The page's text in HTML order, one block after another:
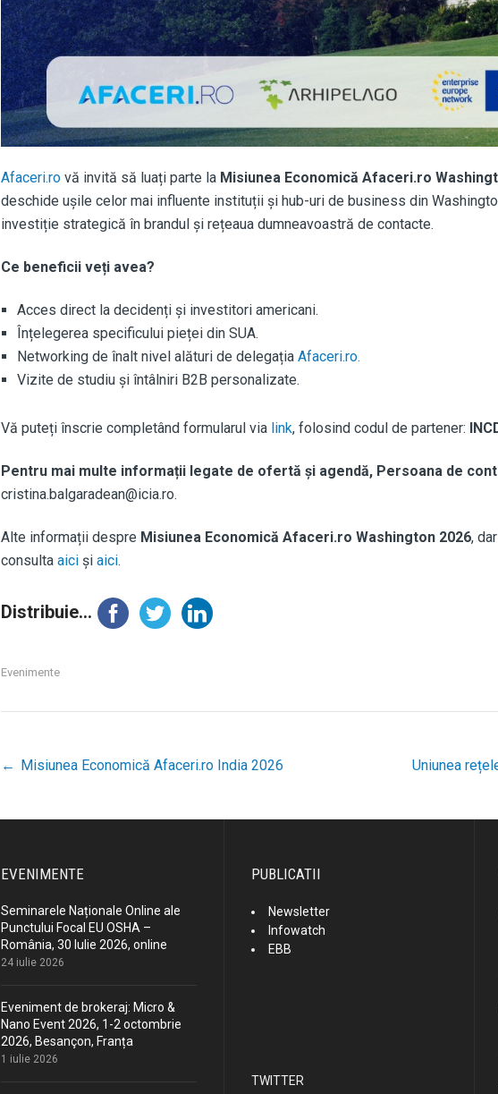
Afaceri.ro vă invită să luați parte la Misiunea Economică Afaceri.ro
deschide ușile celor mai influente instituții și hub-uri de business din
investiție strategică în brandul și rețeaua dumneavoastră de contacte.
Ce beneficii veți avea?
Acces direct la decidenți și investitori americani.
Înțelegerea specificului pieței din SUA.
Networking de înalt nivel alături de delegația Afaceri.ro.
Vizite de studiu și întâlniri B2B personalizate.
Vă puteți înscrie completând formularul via link, folosind codul de partener:
Pentru mai multe informații legate de ofertă și agendă, Persoana de
cristina.balgaradean@icia.ro.
Alte informații despre Misiunea Economică Afaceri.ro Washington 2026,
consulta aici și aici.
Distribuie...
Evenimente
Post
← Misiunea Economică Afaceri.ro India 2026
Uniunea
EVENIMENTE
Seminarele Naționale Online ale
Punctului Focal EU OSHA –
România, 30 Iulie 2026, online
24 iulie 2026
Eveniment de brokeraj: Micro &
Nano Event 2026, 1-2 octombrie
2026, Besançon, Franța
1 iulie 2026
PUBLICATII
Newsletter
Infowatch
EBB
TWITTER